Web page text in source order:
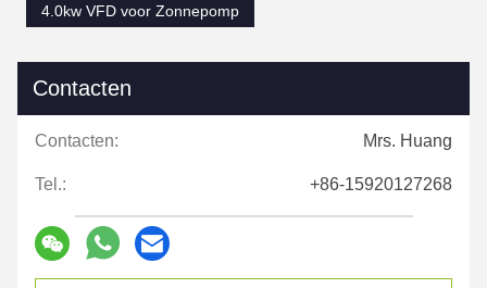
4.0kw VFD voor Zonnepomp
Contacten
Contacten: Mrs. Huang
Tel.: +86-15920127268